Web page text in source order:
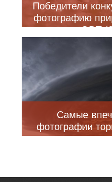
Победители
фотографию
от GDT
Самые
фотографии